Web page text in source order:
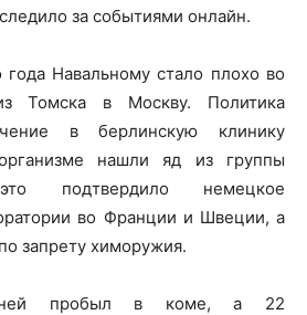
за событиями онлайн.
года Навальному стало плохо во
Томска в Москву. Политика
в берлинскую клинику
нашли яд из группы
подтвердило немецкое
во Франции и Швеции, а
запрету химоружия.
пробыл в коме, а 22